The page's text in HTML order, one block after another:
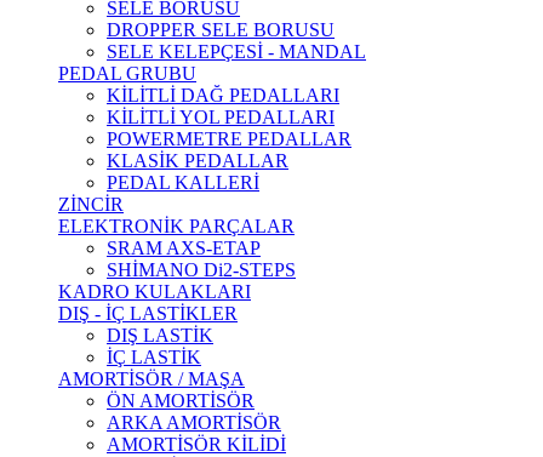
SELE BORUSU
DROPPER SELE BORUSU
SELE KELEPÇESİ - MANDAL
PEDAL GRUBU
KİLİTLİ DAĞ PEDALLARI
KİLİTLİ YOL PEDALLARI
POWERMETRE PEDALLAR
KLASİK PEDALLAR
PEDAL KALLERİ
ZİNCİR
ELEKTRONİK PARÇALAR
SRAM AXS-ETAP
SHİMANO Di2-STEPS
KADRO KULAKLARI
DIŞ - İÇ LASTİKLER
DIŞ LASTİK
İÇ LASTİK
AMORTİSÖR / MAŞA
ÖN AMORTİSÖR
ARKA AMORTİSÖR
AMORTİSÖR KİLİDİ